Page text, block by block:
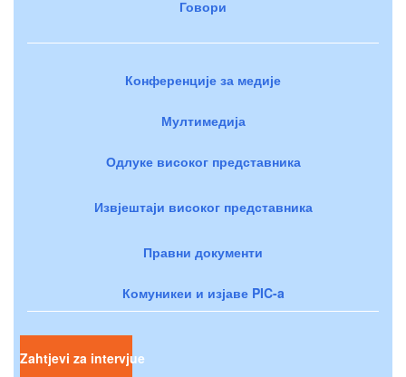
Говори
Конференције за медије
Мултимедија
Одлуке високог представника
Извјештаји високог представника
Правни документи
Комуникеи и изјаве PIC-a
Zahtjevi za intervjue